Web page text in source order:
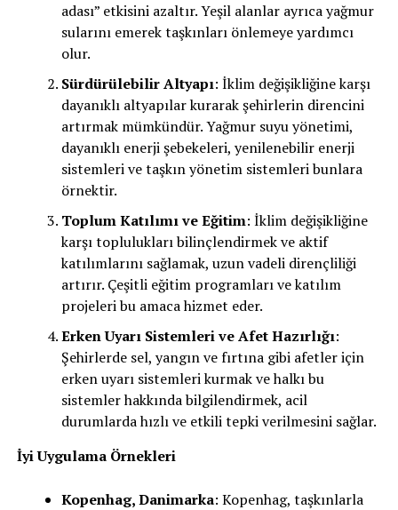
adası” etkisini azaltır. Yeşil alanlar ayrıca yağmur
sularını emerek taşkınları önlemeye yardımcı
olur.
Sürdürülebilir Altyapı: İklim değişikliğine karşı
dayanıklı altyapılar kurarak şehirlerin direncini
artırmak mümkündür. Yağmur suyu yönetimi,
dayanıklı enerji şebekeleri, yenilenebilir enerji
sistemleri ve taşkın yönetim sistemleri bunlara
örnektir.
Toplum Katılımı ve Eğitim: İklim değişikliğine
karşı toplulukları bilinçlendirmek ve aktif
katılımlarını sağlamak, uzun vadeli dirençliliği
artırır. Çeşitli eğitim programları ve katılım
projeleri bu amaca hizmet eder.
Erken Uyarı Sistemleri ve Afet Hazırlığı:
Şehirlerde sel, yangın ve fırtına gibi afetler için
erken uyarı sistemleri kurmak ve halkı bu
sistemler hakkında bilgilendirmek, acil
durumlarda hızlı ve etkili tepki verilmesini sağlar.
İyi Uygulama Örnekleri
Kopenhag, Danimarka: Kopenhag, taşkınlarla